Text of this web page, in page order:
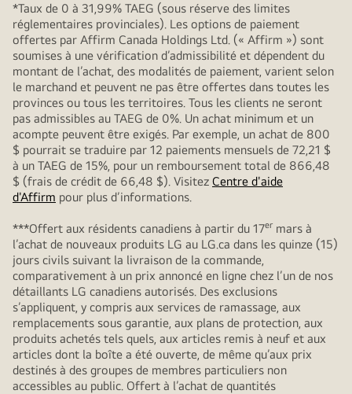
*Taux de 0 à 31,99% TAEG (sous réserve des limites
réglementaires provinciales). Les options de paiement
offertes par Affirm Canada Holdings Ltd. (« Affirm ») sont
soumises à une vérification d’admissibilité et dépendent du
montant de l’achat, des modalités de paiement, varient selon
le marchand et peuvent ne pas être offertes dans toutes les
provinces ou tous les territoires. Tous les clients ne seront
pas admissibles au TAEG de 0%. Un achat minimum et un
acompte peuvent être exigés. Par exemple, un achat de 800
$ pourrait se traduire par 12 paiements mensuels de 72,21 $
à un TAEG de 15%, pour un remboursement total de 866,48
$ (frais de crédit de 66,48 $). Visitez Centre d'aide
d'Affirm pour plus d’informations.
***Offert aux résidents canadiens à partir du 17er mars à
l’achat de nouveaux produits LG au LG.ca dans les quinze (15)
jours civils suivant la livraison de la commande,
comparativement à un prix annoncé en ligne chez l’un de nos
détaillants LG canadiens autorisés. Des exclusions
s’appliquent, y compris aux services de ramassage, aux
remplacements sous garantie, aux plans de protection, aux
produits achetés tels quels, aux articles remis à neuf et aux
articles dont la boîte a été ouverte, de même qu’aux prix
destinés à des groupes de membres particuliers non
accessibles au public. Offert à l’achat de quantités